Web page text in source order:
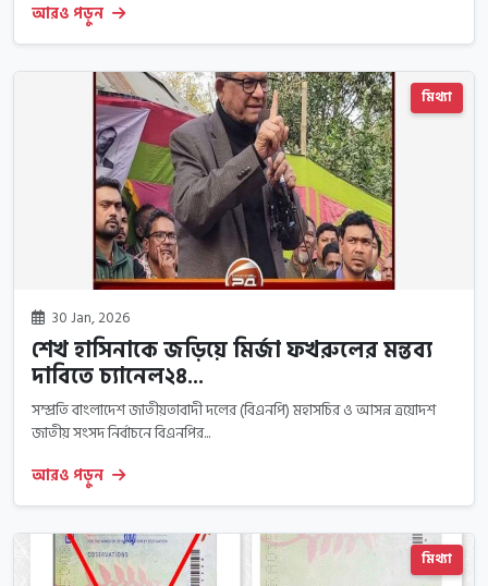
আরও পড়ুন
মিথ্যা
30 Jan, 2026
শেখ হাসিনাকে জড়িয়ে মির্জা ফখরুলের মন্তব্য
দাবিতে চ্যানেল২৪...
সম্প্রতি বাংলাদেশ জাতীয়তাবাদী দলের (বিএনপি) মহাসচির ও আসন্ন ত্রয়োদশ
জাতীয় সংসদ নির্বাচনে বিএনপির...
আরও পড়ুন
মিথ্যা